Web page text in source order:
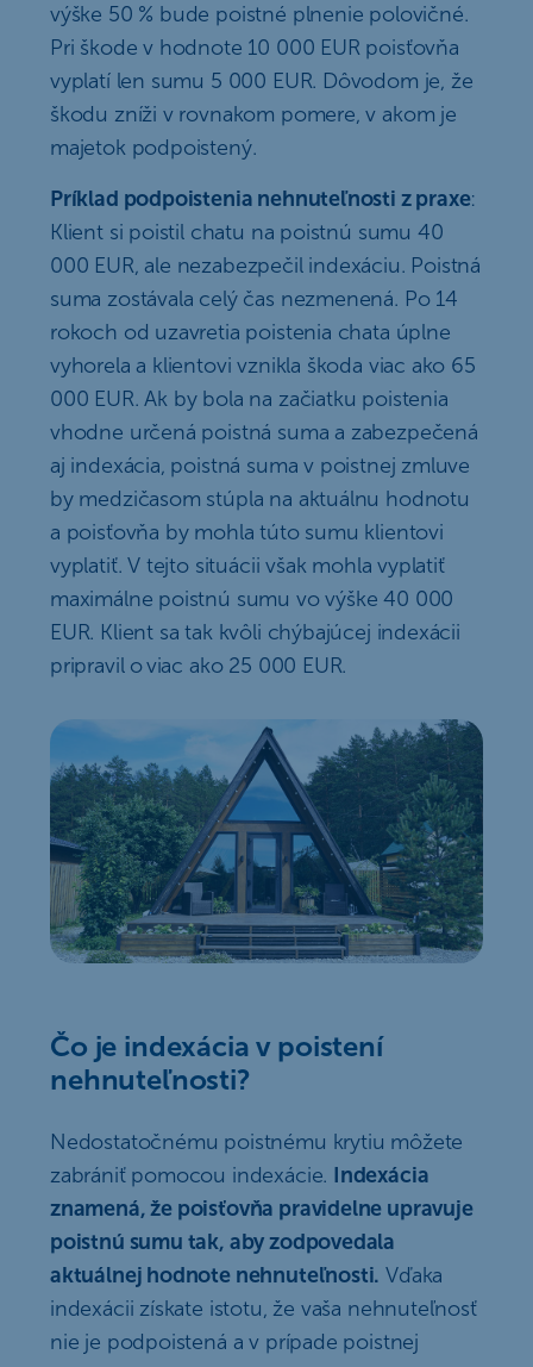
výške 50 % bude poistné plnenie polovičné.
Pri škode v hodnote 10 000 EUR poisťovňa
vyplatí len sumu 5 000 EUR. Dôvodom je, že
škodu zníži v rovnakom pomere, v akom je
majetok podpoistený.
Príklad podpoistenia nehnuteľnosti z praxe:
Klient si poistil chatu na poistnú sumu 40
000 EUR, ale nezabezpečil indexáciu. Poistná
suma zostávala celý čas nezmenená. Po 14
rokoch od uzavretia poistenia chata úplne
vyhorela a klientovi vznikla škoda viac ako 65
000 EUR. Ak by bola na začiatku poistenia
vhodne určená poistná suma a zabezpečená
aj indexácia, poistná suma v poistnej zmluve
by medzičasom stúpla na aktuálnu hodnotu
a poisťovňa by mohla túto sumu klientovi
vyplatiť. V tejto situácii však mohla vyplatiť
maximálne poistnú sumu vo výške 40 000
EUR. Klient sa tak kvôli chýbajúcej indexácii
pripravil o viac ako 25 000 EUR.
Čo je indexácia v poistení
nehnuteľnosti?
Nedostatočnému poistnému krytiu môžete
zabrániť pomocou indexácie. Indexácia
znamená, že poisťovňa pravidelne upravuje
poistnú sumu tak, aby zodpovedala
aktuálnej hodnote nehnuteľnosti. Vďaka
indexácii získate istotu, že vaša nehnuteľnosť
nie je podpoistená a v prípade poistnej